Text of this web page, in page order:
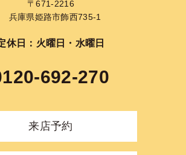
〒671-2216
兵庫県姫路市飾西735-1
休日：火曜日・水曜日
692-270
来店予約